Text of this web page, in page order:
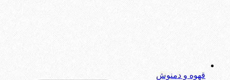
قهوه و دمنوش